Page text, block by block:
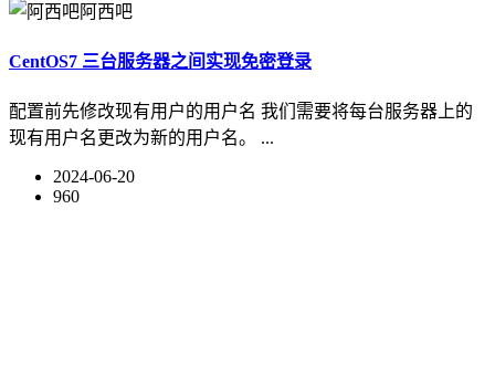
阿西吧
CentOS7 三台服务器之间实现免密登录
配置前先修改现有用户的用户名 我们需要将每台服务器上的
现有用户名更改为新的用户名。 ...
2024-06-20
960